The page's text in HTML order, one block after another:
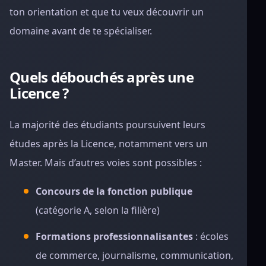
ton orientation et que tu veux découvrir un
domaine avant de te spécialiser.
Quels débouchés après une
Licence ?
La majorité des étudiants poursuivent leurs
études après la Licence, notamment vers un
Master. Mais d’autres voies sont possibles :
Concours de la fonction publique
(catégorie A, selon la filière)
Formations professionnalisantes : écoles
de commerce, journalisme, communication,